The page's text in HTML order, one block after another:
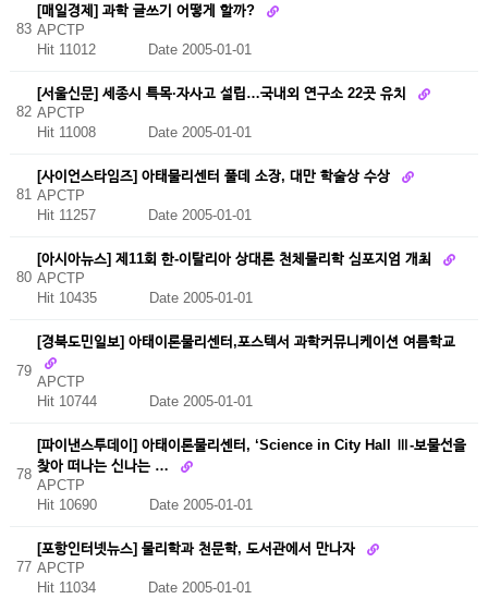
83
[매일경제] 과학 글쓰기 어떻게 할까?
APCTP
Hit 11012
Date 2005-01-01
82
[서울신문] 세종시 특목·자사고 설립…국내외 연구소 22곳 유치
APCTP
Hit 11008
Date 2005-01-01
81
[사이언스타임즈] 아태물리센터 풀데 소장, 대만 학술상 수상
APCTP
Hit 11257
Date 2005-01-01
80
[아시아뉴스] 제11회 한-이탈리아 상대론 천체물리학 심포지엄 개최
APCTP
Hit 10435
Date 2005-01-01
79
[경북도민일보] 아태이론물리센터,포스텍서 과학커뮤니케이션 여름학교
APCTP
Hit 10744 Date 2005-01-01
78
[파이낸스투데이] 아태이론물리센터, ‘Science in City Hall Ⅲ-보물선을
찾아 떠나는 신나는 …
APCTP
Hit 10690 Date 2005-01-01
77
[포항인터넷뉴스] 물리학과 천문학, 도서관에서 만나자
APCTP
Hit 11034
Date 2005-01-01